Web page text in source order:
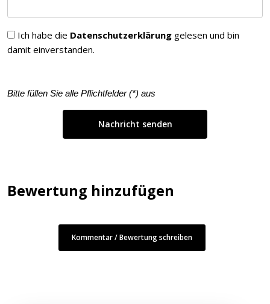
Ich habe die Datenschutzerklärung gelesen und bin
damit einverstanden.
Bitte füllen Sie alle Pflichtfelder (*) aus
Bewertung hinzufügen
Kommentar / Bewertung schreiben